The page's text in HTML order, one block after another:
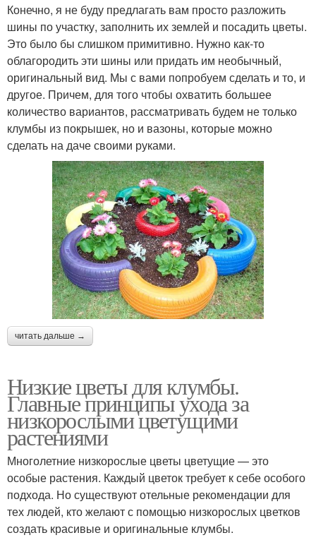
Конечно, я не буду предлагать вам просто разложить
шины по участку, заполнить их землей и посадить цветы.
Это было бы слишком примитивно. Нужно как-то
облагородить эти шины или придать им необычный,
оригинальный вид. Мы с вами попробуем сделать и то, и
другое. Причем, для того чтобы охватить большее
количество вариантов, рассматривать будем не только
клумбы из покрышек, но и вазоны, которые можно
сделать на даче своими руками.
читать дальше →
Низкие цветы для клумбы.
Главные принципы ухода за
низкорослыми цветущими
растениями
Многолетние низкорослые цветы цветущие — это
особые растения. Каждый цветок требует к себе особого
подхода. Но существуют отельные рекомендации для
тех людей, кто желают с помощью низкорослых цветков
создать красивые и оригинальные клумбы.